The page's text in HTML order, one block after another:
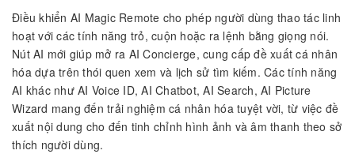
Điều khiển AI Magic Remote cho phép người dùng thao tác linh
hoạt với các tính năng trỏ, cuộn hoặc ra lệnh bằng giọng nói.
Nút AI mới giúp mở ra AI Concierge, cung cấp đề xuất cá nhân
hóa dựa trên thói quen xem và lịch sử tìm kiếm. Các tính năng
AI khác như AI Voice ID, AI Chatbot, AI Search, AI Picture
Wizard mang đến trải nghiệm cá nhân hóa tuyệt vời, từ việc đề
xuất nội dung cho đến tinh chỉnh hình ảnh và âm thanh theo sở
thích người dùng.